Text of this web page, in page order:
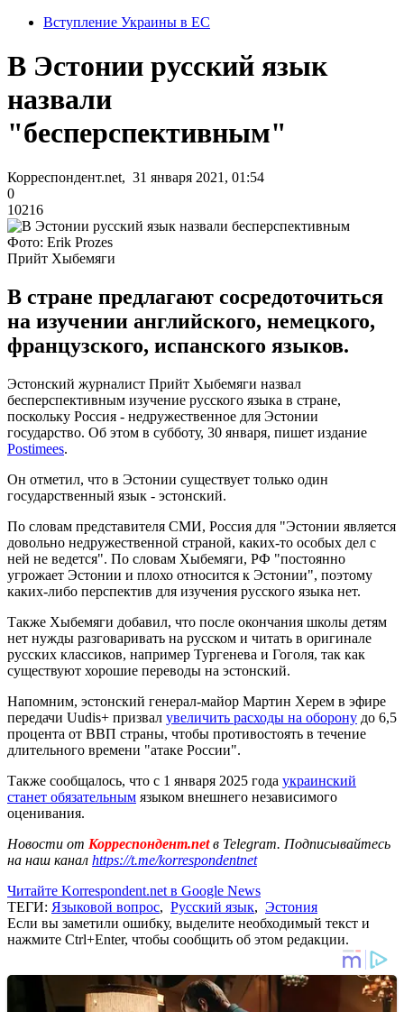
Вступление Украины в ЕС
В Эстонии русский язык
назвали
"бесперспективным"
Корреспондент.net, 31 января 2021, 01:54
0
10216
Фото: Erik Prozes
Прийт Хыбемяги
В стране предлагают сосредоточиться
на изучении английского, немецкого,
французского, испанского языков.
Эстонский журналист Прийт Хыбемяги назвал
бесперспективным изучение русского языка в стране,
поскольку Россия - недружественное для Эстонии
государство. Об этом в субботу, 30 января, пишет издание
Postimees.
Он отметил, что в Эстонии существует только один
государственный язык - эстонский.
По словам представителя СМИ, Россия для "Эстонии является
довольно недружественной страной, каких-то особых дел с
ней не ведется". По словам Хыбемяги, РФ "постоянно
угрожает Эстонии и плохо относится к Эстонии", поэтому
каких-либо перспектив для изучения русского языка нет.
Также Хыбемяги добавил, что после окончания школы детям
нет нужды разговаривать на русском и читать в оригинале
русских классиков, например Тургенева и Гоголя, так как
существуют хорошие переводы на эстонский.
Напомним, эстонский генерал-майор Мартин Херем в эфире
передачи Uudis+ призвал увеличить расходы на оборону до 6,5
процента от ВВП страны, чтобы противостоять в течение
длительного времени "атаке России".
Также сообщалось, что с 1 января 2025 года украинский
станет обязательным языком внешнего независимого
оценивания.
Новости от Корреспондент.netв Telegram. Подписывайтесь
на наш канал https://t.me/korrespondentnet
Читайте Korrespondent.net в Google News
ТЕГИ: Языковой вопрос, Русский язык, Эстония
Если вы заметили ошибку, выделите необходимый текст и
нажмите Ctrl+Enter, чтобы сообщить об этом редакции.